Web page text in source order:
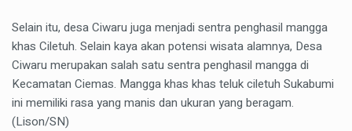
Selain itu, desa Ciwaru juga menjadi sentra penghasil mangga
khas Ciletuh. Selain kaya akan potensi wisata alamnya, Desa
Ciwaru merupakan salah satu sentra penghasil mangga di
Kecamatan Ciemas. Mangga khas khas teluk ciletuh Sukabumi
ini memiliki rasa yang manis dan ukuran yang beragam.
(Lison/SN)